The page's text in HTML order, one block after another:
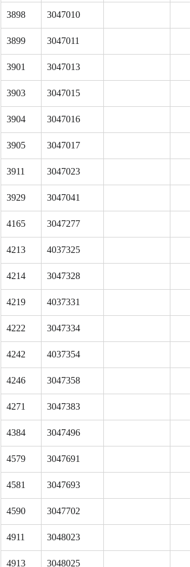
3898 3047010
3899 3047011
3901 3047013
3903 3047015
3904 3047016
3905 3047017
3911 3047023
3929 3047041
4165 3047277
4213 4037325
4214 3047328
4219 4037331
4222 3047334
4242 4037354
4246 3047358
4271 3047383
4384 3047496
4579 3047691
4581 3047693
4590 3047702
4911 3048023
4913 3048025